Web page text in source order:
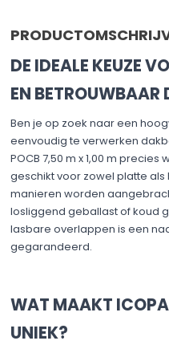
DE IDEALE KEUZE
EN BETROUWBAAR
Ben je op zoek naar een
eenvoudig te verwerken
POCB 7,50 m x 1,00 m
geschikt voor zowel platte
manieren worden
losliggend geballast of koud
lasbare overlappen is een
gegarandeerd.
WAT MAAKT
UNIEK?